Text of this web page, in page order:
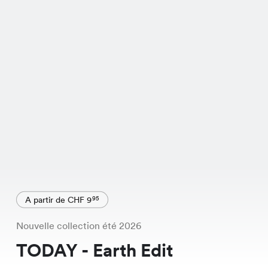
A partir de CHF 995
Nouvelle collection été 2026
TODAY - Earth Edit